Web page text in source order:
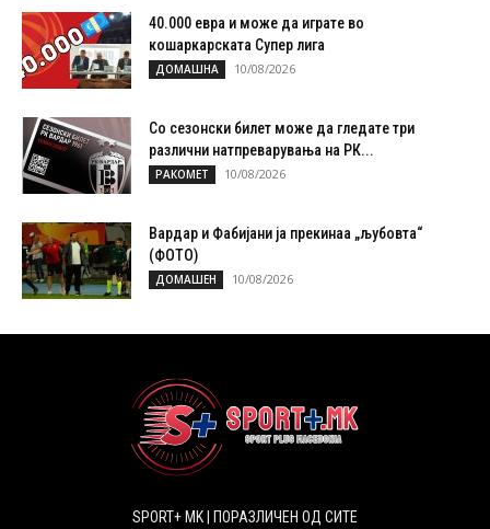
40.000 евра и може да играте во
кошаркарската Супер лига
ДОМАШНА 10/08/2026
Со сезонски билет може да гледате три
различни натпреварувања на РК...
РАКОМЕТ 10/08/2026
Вардар и Фабијани ја прекинаа „љубовта“
(ФОТО)
ДОМАШЕН 10/08/2026
SPORT+ MK | ПОРАЗЛИЧЕН ОД СИТЕ